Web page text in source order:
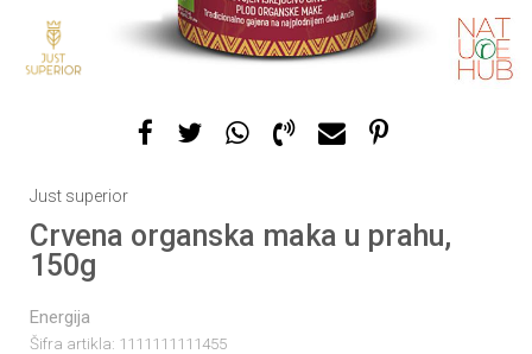
Just superior
Crvena organska maka u prahu,
150g
Energija
Šifra artikla: 1111111111455